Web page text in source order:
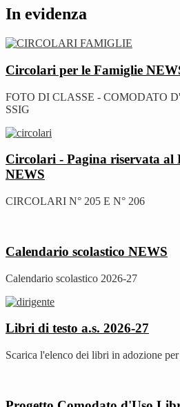
In evidenza
Circolari per le Famiglie
FOTO DI CLASSE - COMODATO
SSIG
Circolari - Pagina riservata al
NEWS
CIRCOLARI N° 205 E N° 206
Calendario scolastico NEWS
Calendario scolastico 2026-27
Libri di testo a.s. 2026-27
Scarica l'elenco dei libri in adozione